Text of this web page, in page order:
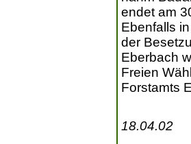
endet am
Ebenfalls
der
Eberbach
Freien
Forstamts
18.04.02